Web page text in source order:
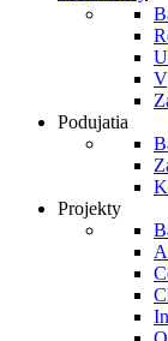
Podujatia
Projekty